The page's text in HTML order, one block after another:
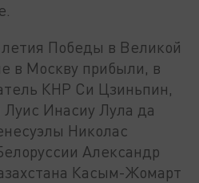
Победы в Великой
в Москву прибыли, в
КНР Си Цзиньпин,
Инасиу Лула да
Николас
Александр
Касым-Жомарт